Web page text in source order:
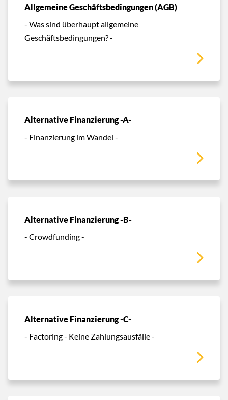
Allgemeine Geschäftsbedingungen (AGB)
- Was sind überhaupt allgemeine
Geschäftsbedingungen? -
Alternative Finanzierung -A-
- Finanzierung im Wandel -
Alternative Finanzierung -B-
- Crowdfunding -
Alternative Finanzierung -C-
- Factoring - Keine Zahlungsausfälle -